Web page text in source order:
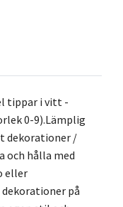
tippar i vitt -
0-9).Lämplig
dekorationer /
och hålla med
eller
på